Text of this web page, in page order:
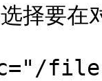
要在